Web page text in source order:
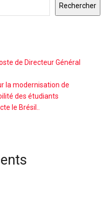
Rechercher
de Directeur Général
la modernisation de
des étudiants
le Brésil..